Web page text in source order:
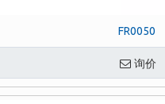
FR0050
询价